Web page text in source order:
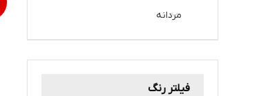
مردانه
فیلتر رنگ